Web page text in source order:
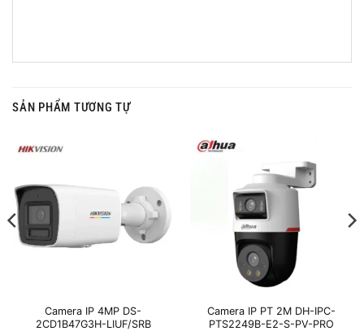
SẢN PHẨM TƯƠNG TỰ
Camera IP 4MP DS-
2CD1B47G3H-LIUF/SRB
Camera IP PT 2M DH-IPC-
PTS2249B-E2-S-PV-PRO